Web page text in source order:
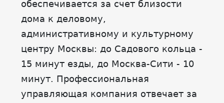
обеспечивается за счет близости
дома к деловому,
административному и культурному
центру Москвы: до Садового кольца -
15 минут езды, до Москва-Сити - 10
минут. Профессиональная
управляющая компания отвечает за